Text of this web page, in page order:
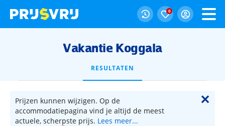
0
Vakantie Koggala
RESULTATEN
Prijzen kunnen wijzigen. Op de
accommodatiepagina vind je altijd de meest
actuele, scherpste prijs. Lees meer...
✕